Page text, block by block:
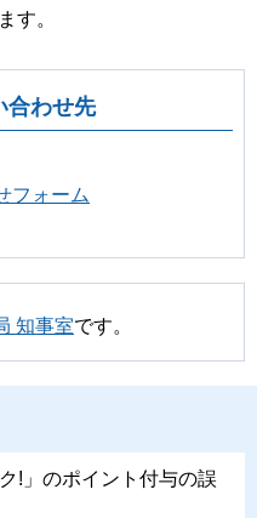
す。
合わせ先
フォーム
知事室です。
!」のポイント付与の誤